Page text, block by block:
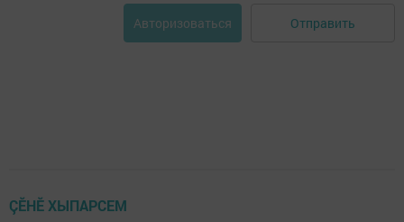
Авторизоваться Отправить
ÇӖНӖ ХЫПАРСЕМ